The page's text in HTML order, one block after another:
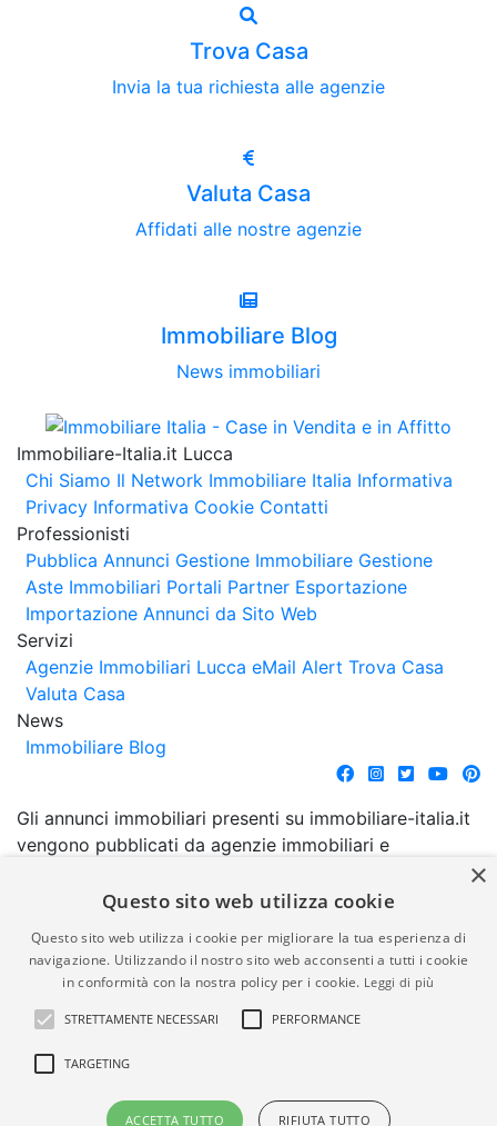
Trova Casa
Invia la tua richiesta alle agenzie
Valuta Casa
Affidati alle nostre agenzie
Immobiliare Blog
News immobiliari
Immobiliare-Italia.it Lucca
Chi Siamo Il Network Immobiliare Italia Informativa
Privacy Informativa Cookie Contatti
Professionisti
Pubblica Annunci Gestione Immobiliare Gestione
Aste Immobiliari Portali Partner Esportazione
Importazione Annunci da Sito Web
Servizi
Agenzie Immobiliari Lucca eMail Alert Trova Casa
Valuta Casa
News
Immobiliare Blog
Gli annunci immobiliari presenti su immobiliare-italia.it
vengono pubblicati da agenzie immobiliari e
comporta l'approvazione o l'avallo da parte di
garanzia da parte di quest'ultima. immobiliare-italia.it
quindi non è responsabile della veridicità, della
correttezza, della completezza, della normativa in
materia di privacy e/o di alcun altro aspetto dei
suddetti annunci.
© Copyright 2007 - 2026
Powered by
×
Questo sito web utilizza cookie
Questo sito web utilizza i cookie per migliorare la tua esperienza di
navigazione. Utilizzando il nostro sito web acconsenti a tutti i cookie
in conformità con la nostra policy per i cookie. Leggi di più
STRETTAMENTE NECESSARI PERFORMANCE
TARGETING
ACCETTA TUTTO RIFIUTA TUTTO